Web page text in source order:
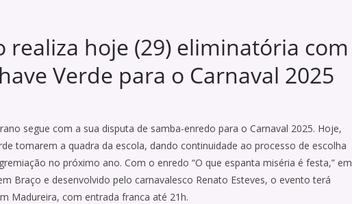
realiza hoje (29) eliminatória com
Verde para o Carnaval 2025
segue com a sua disputa de samba-enredo para o Carnaval 2025. Hoje,
tomarem a quadra da escola, dando continuidade ao processo de escolha
no próximo ano. Com o enredo “O que espanta miséria é festa,” em
Braço e desenvolvido pelo carnavalesco Renato Esteves, o evento terá
Madureira, com entrada franca até 21h.